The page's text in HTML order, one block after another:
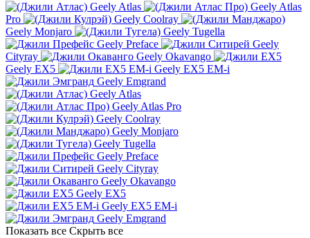
Geely Atlas
Geely Atlas
Pro
Geely Coolray
Geely Monjaro
Geely Tugella
Geely Preface
Geely
Cityray
Geely Okavango
Geely EX5
Geely EX5 EM-i
Geely Emgrand
Geely Atlas
Geely Atlas Pro
Geely Coolray
Geely Monjaro
Geely Tugella
Geely Preface
Geely Cityray
Geely Okavango
Geely EX5
Geely EX5 EM-i
Geely Emgrand
Показать все Скрыть все